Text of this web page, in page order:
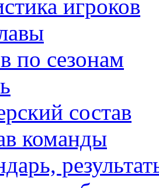
игроков
по сезонам
состав
команды